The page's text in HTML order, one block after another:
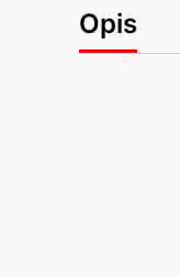
Opis